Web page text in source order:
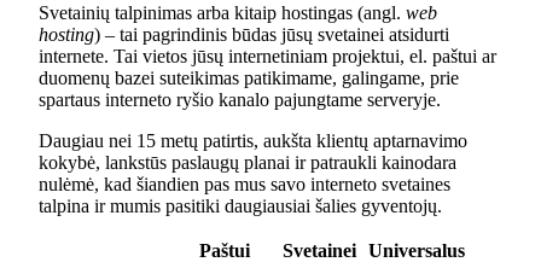
Svetainių talpinimas arba kitaip hostingas (angl. web
hosting) – tai pagrindinis būdas jūsų svetainei atsidurti
internete. Tai vietos jūsų internetiniam projektui, el. paštui ar
duomenų bazei suteikimas patikimame, galingame, prie
spartaus interneto ryšio kanalo pajungtame serveryje.
Daugiau nei 15 metų patirtis, aukšta klientų aptarnavimo
kokybė, lankstūs paslaugų planai ir patraukli kainodara
nulėmė, kad šiandien pas mus savo interneto svetaines
talpina ir mumis pasitiki daugiausiai šalies gyventojų.
Paštui Svetainei
Universalus